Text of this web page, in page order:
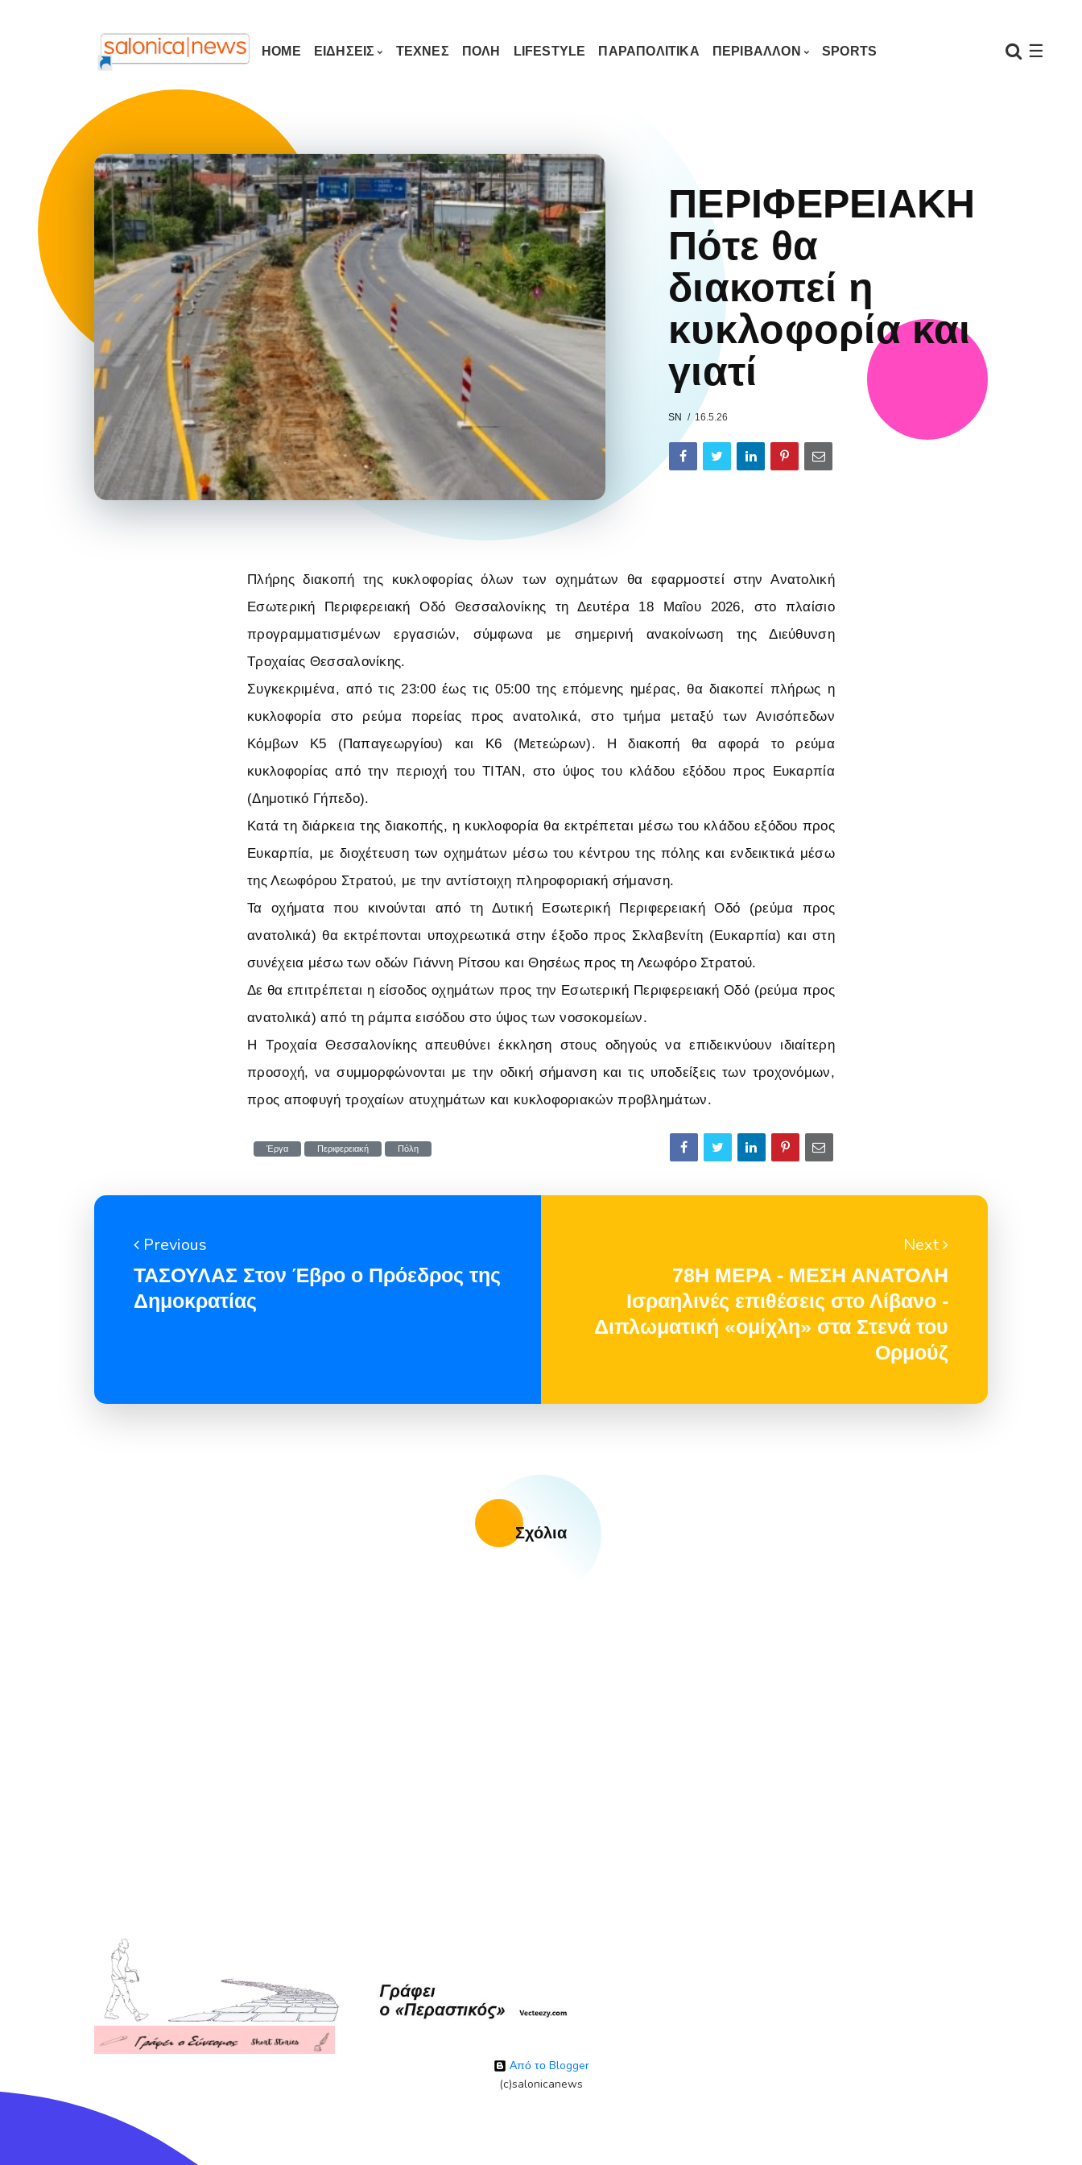
☰
HOME ΕΙΔΗΣΕΙΣ ΤΕΧΝΕΣ ΠΟΛΗ LIFESTYLE ΠΑΡΑΠΟΛΙΤΙΚΑ ΠΕΡΙΒΑΛΛΟΝ SPORTS
ΠΕΡΙΦΕΡΕΙΑΚΗ
Πότε θα
διακοπεί η
κυκλοφορία και
γιατί
SN 16.5.26
Πλήρης διακοπή της κυκλοφορίας όλων των οχημάτων θα εφαρμοστεί στην Ανατολική
Εσωτερική Περιφερειακή Οδό Θεσσαλονίκης τη Δευτέρα 18 Μαΐου 2026, στο πλαίσιο
προγραμματισμένων εργασιών, σύμφωνα με σημερινή ανακοίνωση της Διεύθυνση
Τροχαίας Θεσσαλονίκης.
Συγκεκριμένα, από τις 23:00 έως τις 05:00 της επόμενης ημέρας, θα διακοπεί πλήρως η
κυκλοφορία στο ρεύμα πορείας προς ανατολικά, στο τμήμα μεταξύ των Ανισόπεδων
Κόμβων Κ5 (Παπαγεωργίου) και Κ6 (Μετεώρων). Η διακοπή θα αφορά το ρεύμα
κυκλοφορίας από την περιοχή του ΤΙΤΑΝ, στο ύψος του κλάδου εξόδου προς Ευκαρπία
(Δημοτικό Γήπεδο).
Κατά τη διάρκεια της διακοπής, η κυκλοφορία θα εκτρέπεται μέσω του κλάδου εξόδου προς
Ευκαρπία, με διοχέτευση των οχημάτων μέσω του κέντρου της πόλης και ενδεικτικά μέσω
της Λεωφόρου Στρατού, με την αντίστοιχη πληροφοριακή σήμανση.
Τα οχήματα που κινούνται από τη Δυτική Εσωτερική Περιφερειακή Οδό (ρεύμα προς
ανατολικά) θα εκτρέπονται υποχρεωτικά στην έξοδο προς Σκλαβενίτη (Ευκαρπία) και στη
συνέχεια μέσω των οδών Γιάννη Ρίτσου και Θησέως προς τη Λεωφόρο Στρατού.
Δε θα επιτρέπεται η είσοδος οχημάτων προς την Εσωτερική Περιφερειακή Οδό (ρεύμα προς
ανατολικά) από τη ράμπα εισόδου στο ύψος των νοσοκομείων.
Η Τροχαία Θεσσαλονίκης απευθύνει έκκληση στους οδηγούς να επιδεικνύουν ιδιαίτερη
προσοχή, να συμμορφώνονται με την οδική σήμανση και τις υποδείξεις των τροχονόμων,
προς αποφυγή τροχαίων ατυχημάτων και κυκλοφοριακών προβλημάτων.
Έργα Περιφερειακή Πόλη
Previous
ΤΑΣΟΥΛΑΣ Στον Έβρο ο Πρόεδρος της
Δημοκρατίας
Next
78H MEPA - MEΣH ANATOΛH
Iσραηλινές επιθέσεις στο Λίβανο -
Διπλωματική «ομίχλη» στα Στενά του
Ορμούζ
Σχόλια
Από το Blogger
(c)salonicanews